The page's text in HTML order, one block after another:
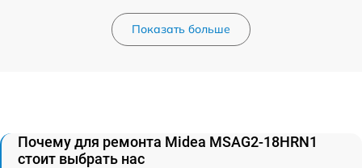
Показать больше
Почему для ремонта Midea MSAG2-18HRN1
стоит выбрать нас